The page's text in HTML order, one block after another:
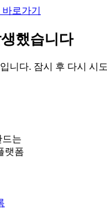
로가기
했습니다
니다. 잠시 후 다시 시
드는
랫폼